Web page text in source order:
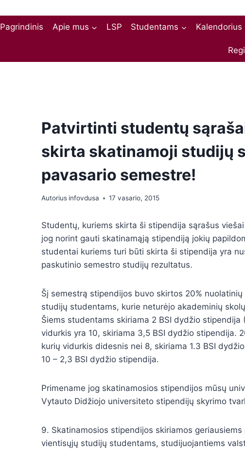
Pagrindinis
Apie mus LSP Studentams Kalendorius
Patvirtinti studentų
skirta skatinamoji studijų
pavasario semestre!
Autorius infovdusa 17 vasario, 2015
Studentų, kuriems skirta ši stipendija sąrašus
jog norint gauti skatinamąją stipendiją jokių
studentai kuriems turi būti skirta ši stipendija yra
paskutinio semestro studijų rezultatus.
Šį semestrą stipendijos buvo skirtos 20%
studijų studentams, kurie neturėjo akademinių
Šiems studentams skiriama 2 BSI dydžio stipendija
vidurkis yra 10, skiriama 3,5 BSI dydžio stipendija.
kurių vidurkis didesnis nei 8, skiriama 1.3 BSI
10 – 2,3 BSI dydžio stipendija.
Primename jog skatinamosios stipendijos mūsų
Vytauto Didžiojo universiteto stipendijų skyrimo
9. Skatinamosios stipendijos skiriamos
vientisųjų studijų studentams, studijuojantiems